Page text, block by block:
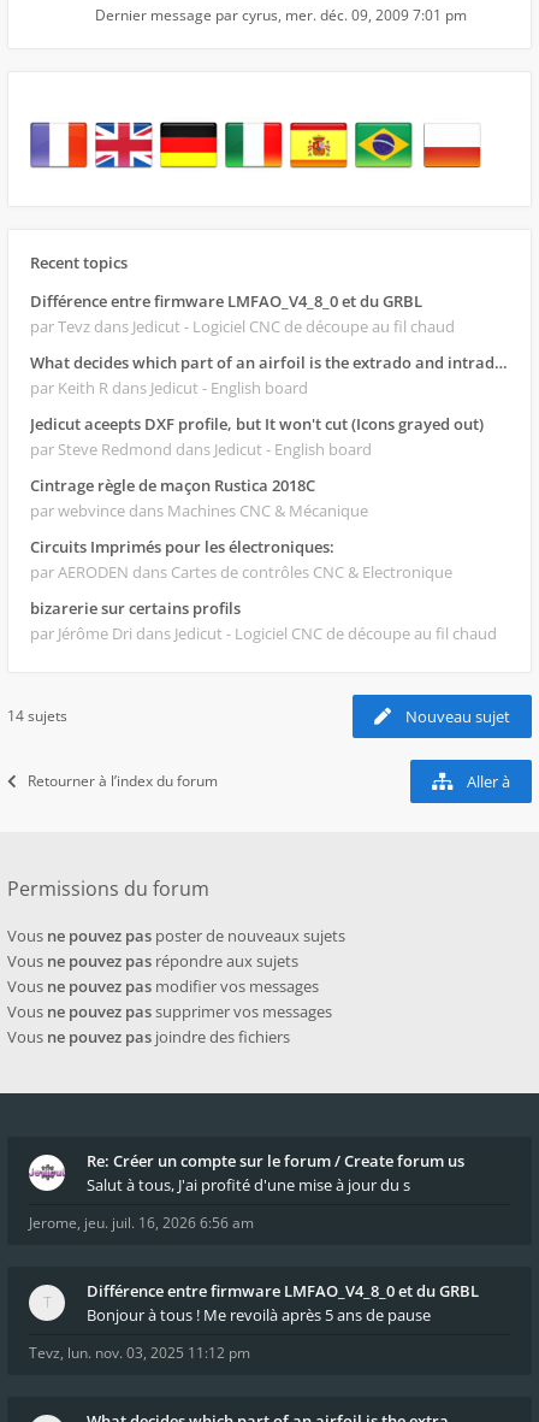
Dernier message parcyrus, mer. déc. 09, 2009 7:01 pm
Recent topics
Différence entre firmware LMFAO_V4_8_0 et du GRBL
par Tevz dans Jedicut - Logiciel CNC de découpe au fil chaud
What decides which part of an airfoil is the extrado and intrado?
par Keith R dans Jedicut - English board
Jedicut aceepts DXF profile, but It won't cut (Icons grayed out)
par Steve Redmond dans Jedicut - English board
Cintrage règle de maçon Rustica 2018C
par webvince dans Machines CNC & Mécanique
Circuits Imprimés pour les électroniques:
par AERODEN dans Cartes de contrôles CNC & Electronique
bizarerie sur certains profils
par Jérôme Dri dans Jedicut - Logiciel CNC de découpe au fil chaud
Nouveau sujet
14 sujets
Retourner à l’index du forum Aller à
Permissions du forum
Vous ne pouvez pas poster de nouveaux sujets
Vous ne pouvez pas répondre aux sujets
Vous ne pouvez pas modifier vos messages
Vous ne pouvez passupprimer vos messages
Vous ne pouvez pas joindre des fichiers
Re: Créer un compte sur le forum / Create forum us
Salut à tous, J'ai profité d'une mise à jour du s
Jerome, jeu. juil. 16, 2026 6:56 am
Différence entre firmware LMFAO_V4_8_0 et du GRBL
Bonjour à tous ! Me revoilà après 5 ans de pause
Tevz, lun. nov. 03, 2025 11:12 pm